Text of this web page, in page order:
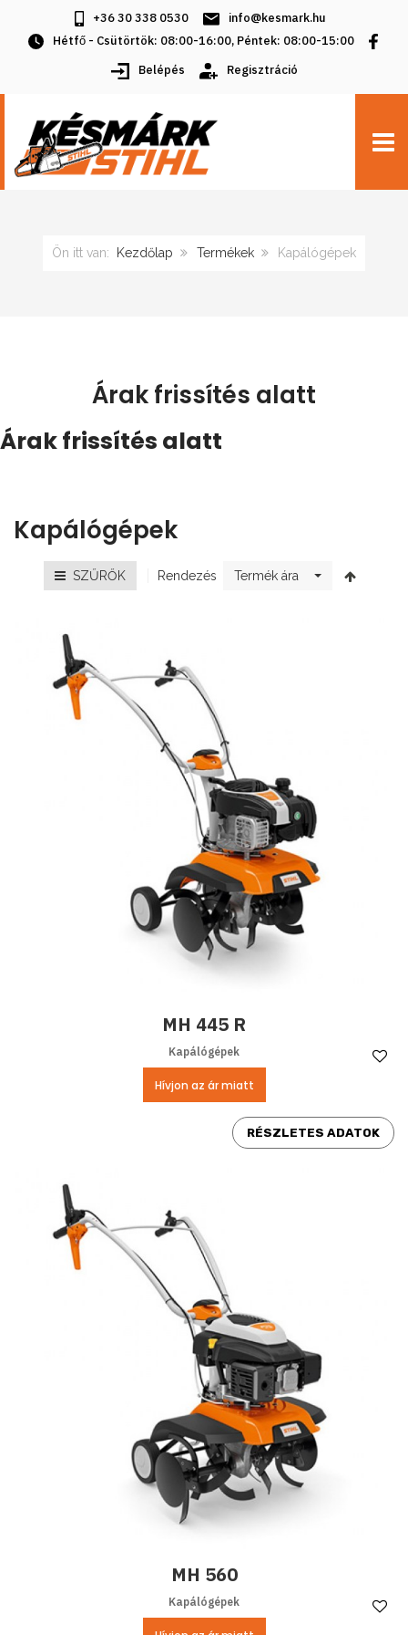
+36 30 338 0530
info@kesmark.hu
Hétfő - Csütörtök: 08:00-16:00, Péntek: 08:00-15:00
Belépés
Regisztráció
Ön itt van: Kezdőlap Termékek Kapálógépek
Árak frissítés alatt
Árak frissítés alatt
Kapálógépek
SZŰRŐK Rendezés Termék ára
MH 445 R
Kapálógépek
Hívjon az ár miatt
RÉSZLETES ADATOK
MH 560
Kapálógépek